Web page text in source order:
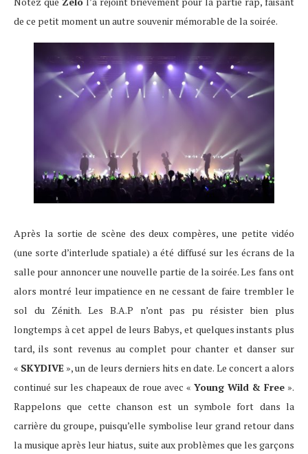
de ce petit moment un autre souvenir mémorable de la soirée.
Après la sortie de scène des deux compères, une petite vidéo
(une sorte d’interlude spatiale) a été diffusé sur les écrans de la
salle pour annoncer une nouvelle partie de la soirée. Les fans ont
alors montré leur impatience en ne cessant de faire trembler le
sol du Zénith. Les B.A.P n’ont pas pu résister bien plus
longtemps à cet appel de leurs Babys, et quelques instants plus
tard, ils sont revenus au complet pour chanter et danser sur
« SKYDIVE », un de leurs derniers hits en date. Le concert a alors
continué sur les chapeaux de roue avec « Young Wild & Free ».
Rappelons que cette chanson est un symbole fort dans la
carrière du groupe, puisqu’elle symbolise leur grand retour dans
la musique après leur hiatus, suite aux problèmes que les garçons